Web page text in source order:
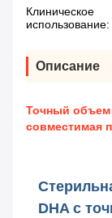
Клиническое
использование:
Описание
Точный объем
совместимая
DHA с